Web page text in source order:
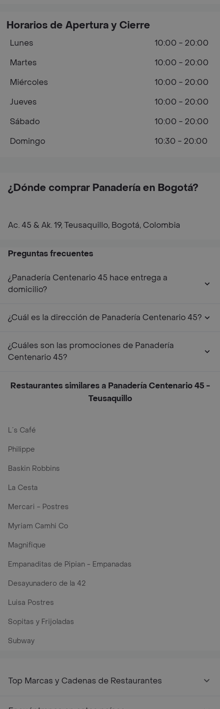
¿Dónde comprar Panadería en Bogotá?
Ac. 45 & Ak. 19, Teusaquillo, Bogotá, Colombia
Horarios de Apertura y Cierre
Lunes
10:00 - 20:00
Martes
10:00 - 20:00
Miércoles
10:00 - 20:00
Jueves
10:00 - 20:00
Sábado
10:00 - 20:00
Domingo
10:30 - 20:00
Preguntas frecuentes
¿Panadería Centenario 45 hace entrega a
domicilio?
¿Cuál es la dirección de Panadería Centenario 45?
¿Cuáles son las promociones de Panadería
Centenario 45?
Restaurantes similares a Panadería Centenario 45 -
Teusaquillo
L´s Café
Philippe
Baskin Robbins
La Cesta
Mercari - Postres
Myriam Camhi Co
Magnifique
Empanaditas de Pipian - Empanadas
Desayunadero de la 42
Luisa Postres
Sopitas y Frijoladas
Subway
Top Marcas y Cadenas de Restaurantes